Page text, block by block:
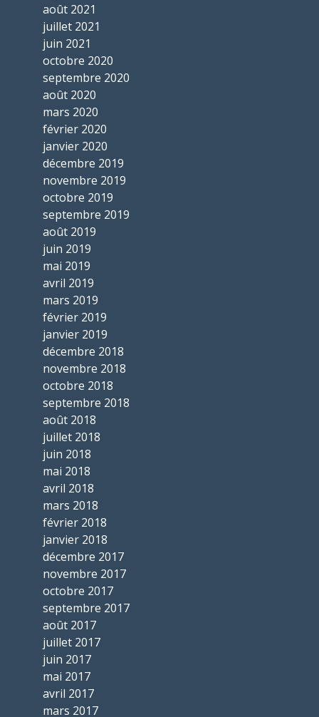
août 2021
juillet 2021
juin 2021
octobre 2020
septembre 2020
août 2020
mars 2020
février 2020
janvier 2020
décembre 2019
novembre 2019
octobre 2019
septembre 2019
août 2019
juin 2019
mai 2019
avril 2019
mars 2019
février 2019
janvier 2019
décembre 2018
novembre 2018
octobre 2018
septembre 2018
août 2018
juillet 2018
juin 2018
mai 2018
avril 2018
mars 2018
février 2018
janvier 2018
décembre 2017
novembre 2017
octobre 2017
septembre 2017
août 2017
juillet 2017
juin 2017
mai 2017
avril 2017
mars 2017